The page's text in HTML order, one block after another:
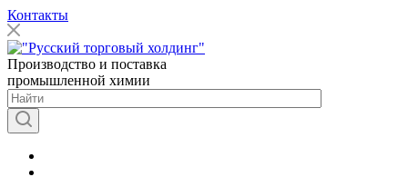
Контакты
Производство и поставка
промышленной химии